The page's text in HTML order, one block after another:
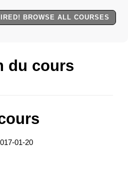
du cours
01-20
BROWSE ALL COURSES